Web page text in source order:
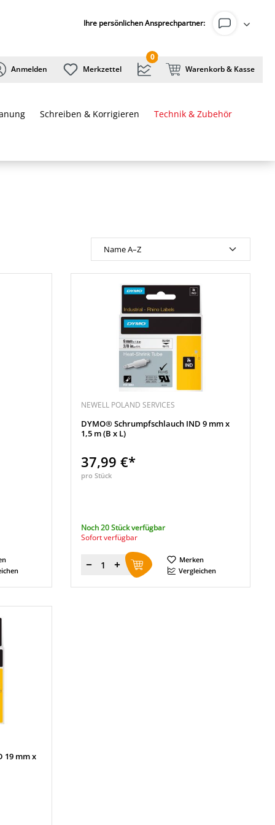
Ihre persönlichen Ansprechpartner:
Anmelden Merkzettel
0
Warenkorb & Kasse
Schreiben & Korrigieren Technik & Zubehör
NEWELL POLAND SERVICES
DYMO® Schrumpfschlauch IND 9 mm x
1,5 m (B x L)
37,99 €*
pro Stück
Noch 20 Stück verfügbar
Sofort verfügbar
Menge
Merken
Vergleichen
19 mm x